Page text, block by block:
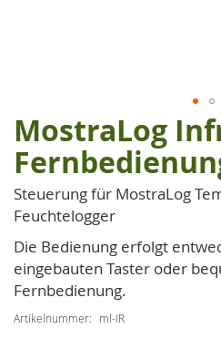
Zum
Anfang
der
Bildgalerie
springen
MostraLog
Steuerung für MostraLog
Feuchtelogger
Die Bedienung erfolgt
eingebauten Taster oder
Fernbedienung.
Artikelnummer ml-IR